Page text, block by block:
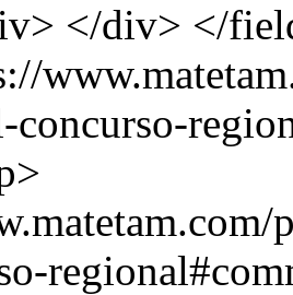
</div> </
concurso-